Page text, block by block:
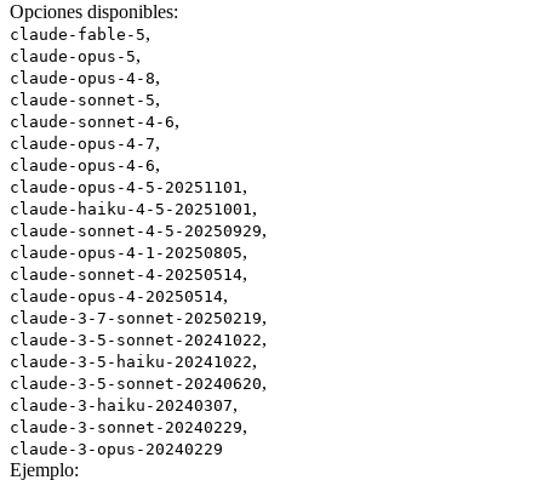
Opciones disponibles:
claude-fable-5,
claude-opus-5,
claude-opus-4-8,
claude-sonnet-5,
claude-sonnet-4-6,
claude-opus-4-7,
claude-opus-4-6,
claude-opus-4-5-20251101,
claude-haiku-4-5-20251001,
claude-sonnet-4-5-20250929,
claude-opus-4-1-20250805,
claude-sonnet-4-20250514,
claude-opus-4-20250514,
claude-3-7-sonnet-20250219,
claude-3-5-sonnet-20241022,
claude-3-5-haiku-20241022,
claude-3-5-sonnet-20240620,
claude-3-haiku-20240307,
claude-3-sonnet-20240229,
claude-3-opus-20240229
Ejemplo: